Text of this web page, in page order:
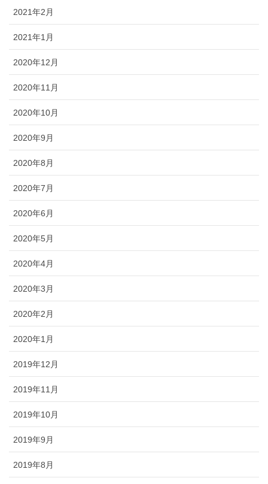
2021年2月
2021年1月
2020年12月
2020年11月
2020年10月
2020年9月
2020年8月
2020年7月
2020年6月
2020年5月
2020年4月
2020年3月
2020年2月
2020年1月
2019年12月
2019年11月
2019年10月
2019年9月
2019年8月